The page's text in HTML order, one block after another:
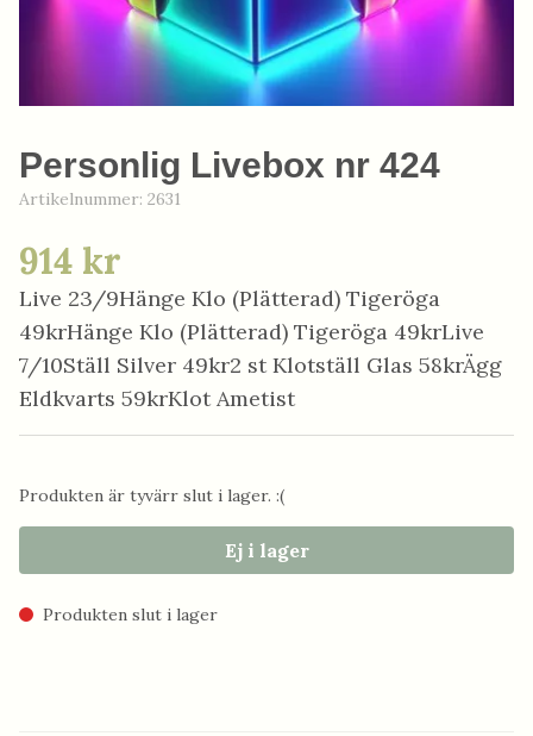
Personlig Livebox nr 424
Artikelnummer: 2631
914 kr
Live 23/9Hänge Klo (Plätterad) Tigeröga
49krHänge Klo (Plätterad) Tigeröga 49krLive
7/10Ställ Silver 49kr2 st Klotställ Glas 58krÄgg
Eldkvarts 59krKlot Ametist
Produkten är tyvärr slut i lager. :(
Ej i lager
Produkten slut i lager